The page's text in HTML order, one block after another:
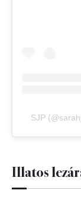
SJP
Illatos